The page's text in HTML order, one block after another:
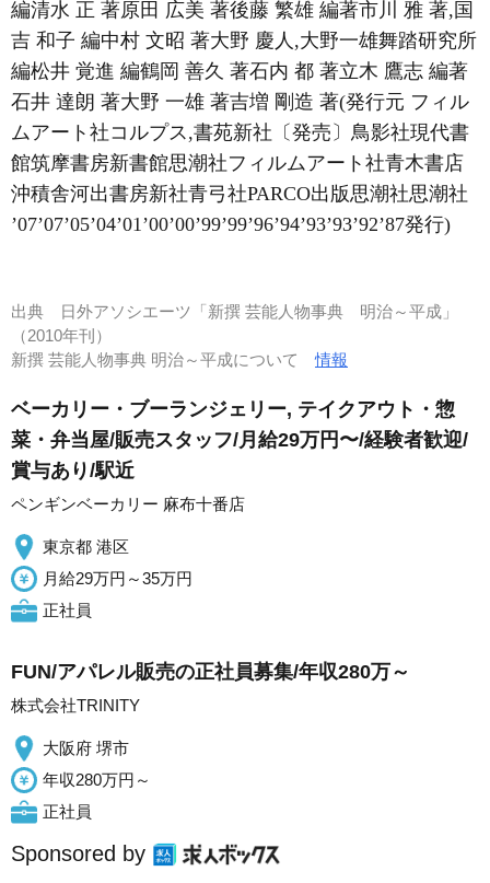
編清水 正 著原田 広美 著後藤 繁雄 編著市川 雅 著,国
吉 和子 編中村 文昭 著大野 慶人,大野一雄舞踏研究所
編松井 覚進 編鶴岡 善久 著石内 都 著立木 鷹志 編著
石井 達朗 著大野 一雄 著吉増 剛造 著(発行元 フィル
ムアート社コルプス,書苑新社〔発売〕鳥影社現代書
館筑摩書房新書館思潮社フィルムアート社青木書店
沖積舎河出書房新社青弓社PARCO出版思潮社思潮社
’07’07’05’04’01’00’00’99’99’96’94’93’93’92’87発行)
出典
日外アソシエーツ「新撰 芸能人物事典 明治～平成」
（2010年刊）
新撰 芸能人物事典 明治～平成について情報
ベーカリー・ブーランジェリー, テイクアウト・惣
菜・弁当屋/販売スタッフ/月給29万円〜/経験者歓迎/
賞与あり/駅近
ペンギンベーカリー 麻布十番店
東京都 港区
月給29万円～35万円
正社員
FUN/アパレル販売の正社員募集/年収280万～
株式会社TRINITY
大阪府 堺市
年収280万円～
正社員
Sponsored by